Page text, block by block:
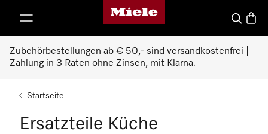
Miele-Homepage
Suche
Zubehörbestellungen ab € 50,- sind versandkostenfrei |
Zahlung in 3 Raten ohne Zinsen, mit Klarna.
Startseite
Ersatzteile Küche